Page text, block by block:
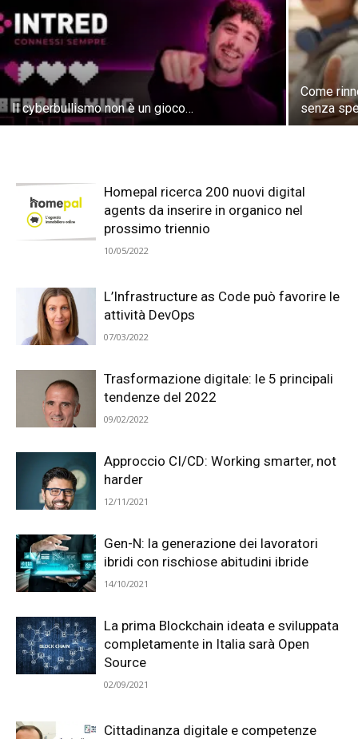
Il cyberbullismo non è un gioco…
Come
senza
Homepal ricerca 200 nuovi digital
agents da inserire in organico nel
prossimo triennio
10/05/2022
L’Infrastructure as Code può favorire le
attività DevOps
07/03/2022
Trasformazione digitale: le 5 principali
tendenze del 2022
09/02/2022
Approccio CI/CD: Working smarter, not
harder
12/11/2021
Gen-N: la generazione dei lavoratori
ibridi con rischiose abitudini ibride
14/10/2021
La prima Blockchain ideata e sviluppata
completamente in Italia sarà Open
Source
02/09/2021
Cittadinanza digitale e competenze